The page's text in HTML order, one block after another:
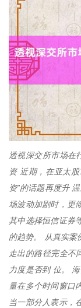
透视深交所市场在
资 近期，在亚太
资”的话题再度升
场波动加剧时，更
其中选择恒信证券
的趋势。 从真实案
走出的路径完全不
力度是否到 位。
量在多个时间窗口
当一部分人表示，